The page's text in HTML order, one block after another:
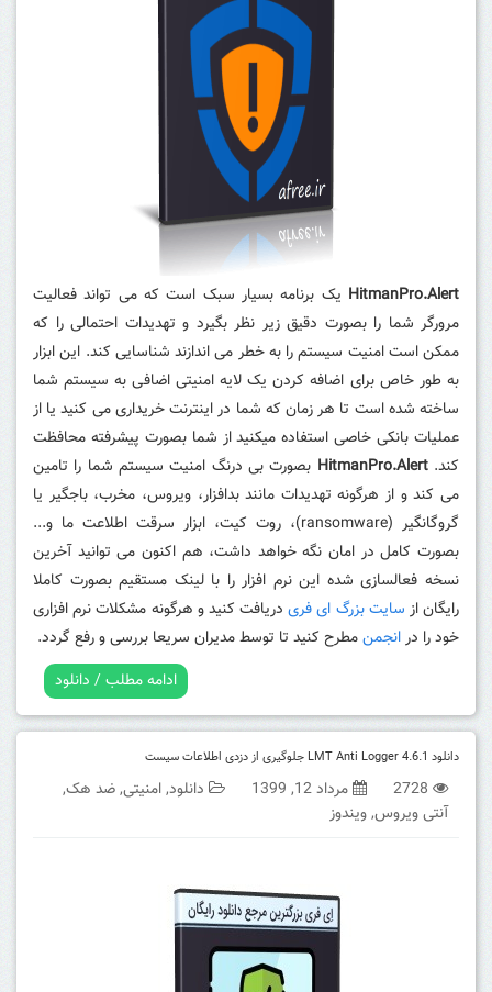
HitmanPro.Alert یک برنامه بسیار سبک است که می تواند فعالیت
مرورگر شما را بصورت دقیق زیر نظر بگیرد و تهدیدات احتمالی را که
ممکن است امنیت سیستم را به خطر می اندازند شناسایی کند. این ابزار
به طور خاص برای اضافه کردن یک لایه امنیتی اضافی به سیستم شما
ساخته شده است تا هر زمان که شما در اینترنت خریداری می کنید یا از
عملیات بانکی خاصی استفاده میکنید از شما بصورت پیشرفته محافظت
کند.HitmanPro.Alert بصورت بی درنگ امنیت سیستم شما را تامین
می کند و از هرگونه تهدیدات مانند بدافزار، ویروس، مخرب، باجگیر یا
گروگانگیر (ransomware)، روت کیت، ابزار سرقت اطلاعت ما و...
بصورت کامل در امان نگه خواهد داشت، هم اکنون می توانید آخرین
نسخه فعالسازی شده این نرم افزار را با لینک مستقیم بصورت کاملا
رایگان از سایت بزرگ ای فریدریافت کنید و هرگونه مشکلات نرم افزاری
خود را درانجمنمطرح کنید تا توسط مدیران سریعا بررسی و رفع گردد.
ادامه مطلب / دانلود
دانلود LMT Anti Logger 4.6.1 جلوگیری از دزدی اطلاعات سیست
2728 مرداد 12, 1399 دانلود,امنیتی,ضد هک,
آنتی ویروس,ویندوز